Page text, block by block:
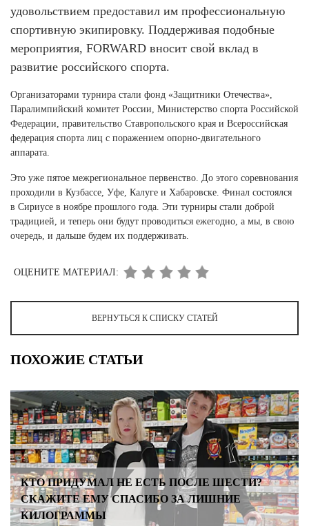
Тюменская область (3)
Хакасия (1)
Ханты-Мансийский автономный округ (3)
Челябинская область (2)
Ямало-Ненецкий автономный округ (1)
Ярославская область (1)
удовольствием предоставил им профессиональную
спортивную экипировку. Поддерживая подобные
мероприятия, FORWARD вносит свой вклад в
развитие российского спорта.
Организаторами турнира стали фонд «Защитники Отечества»,
Паралимпийский комитет России, Министерство спорта Российской
Федерации, правительство Ставропольского края и Всероссийская
федерация спорта лиц с поражением опорно-двигательного
аппарата.
Это уже пятое межрегиональное первенство. До этого соревнования
проходили в Кузбассе, Уфе, Калуге и Хабаровске. Финал состоялся
в Сириусе в ноябре прошлого года. Эти турниры стали доброй
традицией, и теперь они будут проводиться ежегодно, а мы, в свою
очередь, и дальше будем их поддерживать.
ОЦЕНИТЕ МАТЕРИАЛ:
ВЕРНУТЬСЯ К СПИСКУ СТАТЕЙ
ПОХОЖИЕ СТАТЬИ
КТО ПРИДУМАЛ НЕ ЕСТЬ ПОСЛЕ ШЕСТИ?
СКАЖИТЕ ЕМУ СПАСИБО ЗА ЛИШНИЕ
КИЛОГРАММЫ